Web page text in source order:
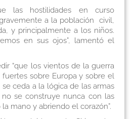
las hostilidades en curso
a la población civil,
y principalmente a los niños.
en sus ojos”, lamentó el
“que los vientos de la guerra
sobre Europa y sobre el
ceda a la lógica de las armas
se construye nunca con las
mano y abriendo el corazón”.